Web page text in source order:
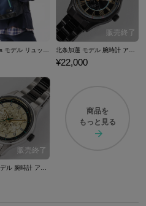
¥22,000
商品を
もっと見る